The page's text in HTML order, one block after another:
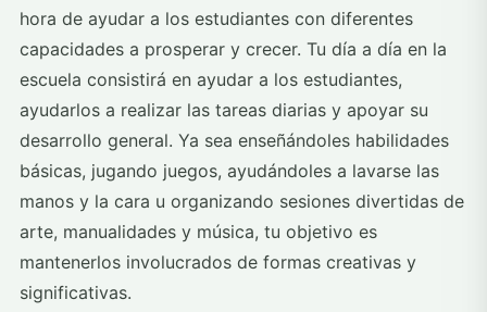
hora de ayudar a los estudiantes con diferentes
capacidades a prosperar y crecer. Tu día a día en la
escuela consistirá en ayudar a los estudiantes,
ayudarlos a realizar las tareas diarias y apoyar su
desarrollo general. Ya sea enseñándoles habilidades
básicas, jugando juegos, ayudándoles a lavarse las
manos y la cara u organizando sesiones divertidas de
arte, manualidades y música, tu objetivo es
mantenerlos involucrados de formas creativas y
significativas.